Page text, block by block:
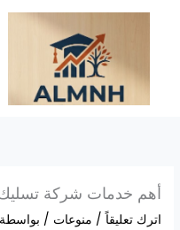
تخطي
أهم خدمات شركة
اترك تعليقاً / منوعات / بواسطة